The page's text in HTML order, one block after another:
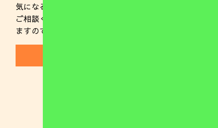
気になることやご不明な点がありましたらお気軽に
ご相談ください。 また、随時ご見学を行っており
ますのでお気軽にお電話ください。